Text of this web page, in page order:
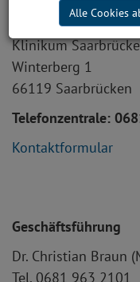
So erreichen Sie
Klinikum
Winterberg 1
66119 Saarbrücken
Telefonzentrale:
Kontaktformular
Geschäftsführung
Dr. Christian
Tel. 0681 963 2101
Alle Cookies